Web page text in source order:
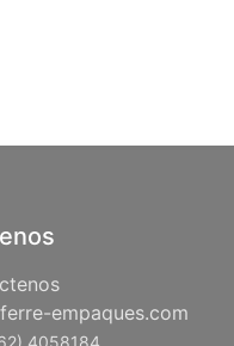
empaques.com
4058184